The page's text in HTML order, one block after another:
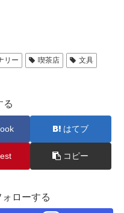
リー 喫茶店
文具
る
はてブ
コピー
ローする